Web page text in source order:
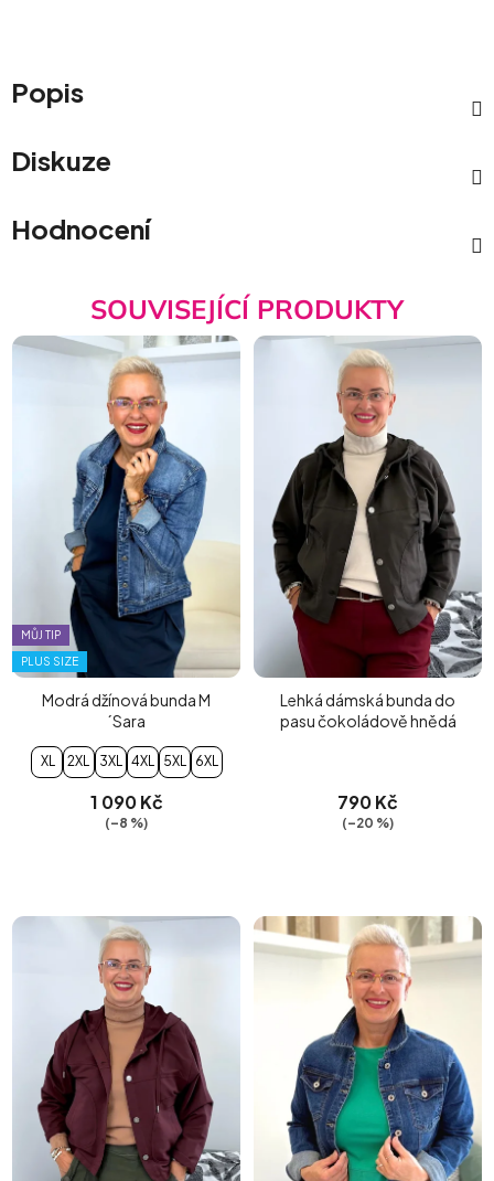
Popis
Diskuze
Hodnocení
SOUVISEJÍCÍ PRODUKTY
MŮJ TIP
PLUS SIZE
Modrá džínová bunda M
´Sara
XL 2XL 3XL 4XL 5XL 6XL
1 090 Kč
(–8 %)
Lehká dámská bunda do
pasu čokoládově hnědá
790 Kč
(–20 %)